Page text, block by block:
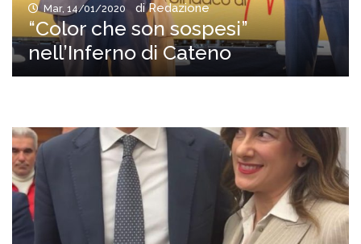
Mar, 14/01/2020 di Redazione
“Color che son sospesi”
nell’Inferno di Cateno